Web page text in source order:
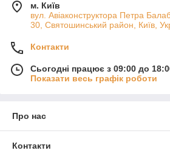
м. Київ
вул. Авіаконструктора Петра
30, Святошинський район, Київ,
Контакти
Сьогодні працює з 09:00 до
Показати весь графік роботи
Про нас
Контакти